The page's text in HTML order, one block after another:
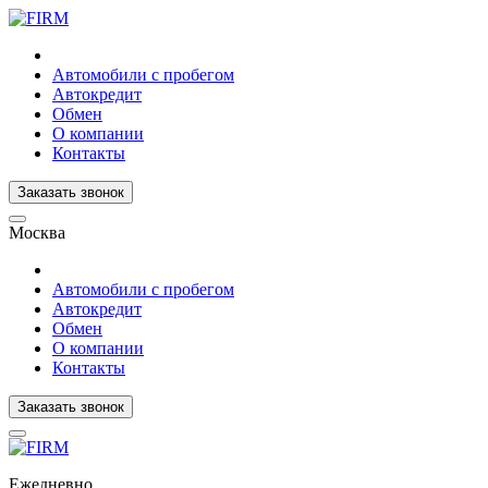
Автомобили с пробегом
Автокредит
Обмен
О компании
Контакты
Заказать звонок
Москва
Автомобили с пробегом
Автокредит
Обмен
О компании
Контакты
Заказать звонок
Ежедневно